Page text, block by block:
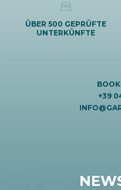
ÜBER 500 GEPRÜFTE
UNTERKÜNFTE
+39